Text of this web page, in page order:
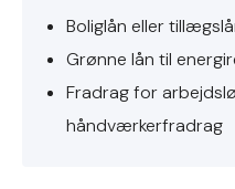
Boliglån eller
Grønne lån til
Fradrag for
håndværkerfradrag